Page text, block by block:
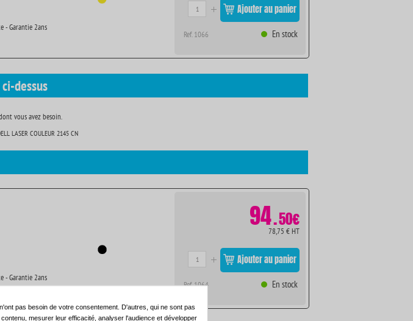
- Garantie 2ans
Ajouter au panier
Ref. 1066 En stock
dessus
vous avez besoin.
LASER COULEUR 2145 CN
- Garantie 2ans
94.50€
78,75 € HT
Ajouter au panier
Ref. 1064 En stock
pas besoin de votre consentement. D'autres, qui ne sont pas
mesurer leur efficacité, analyser l'audience et développer